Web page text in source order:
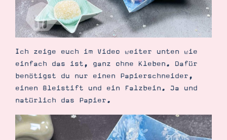
Tipps & Tricks
Ordnungstipps
Ich zeige euch im Video weiter unten wie
einfach das ist, ganz ohne Kleben. Dafür
benötigst du nur einen Papierschneider,
einen Bleistift und ein Falzbein. Ja und
natürlich das Papier.